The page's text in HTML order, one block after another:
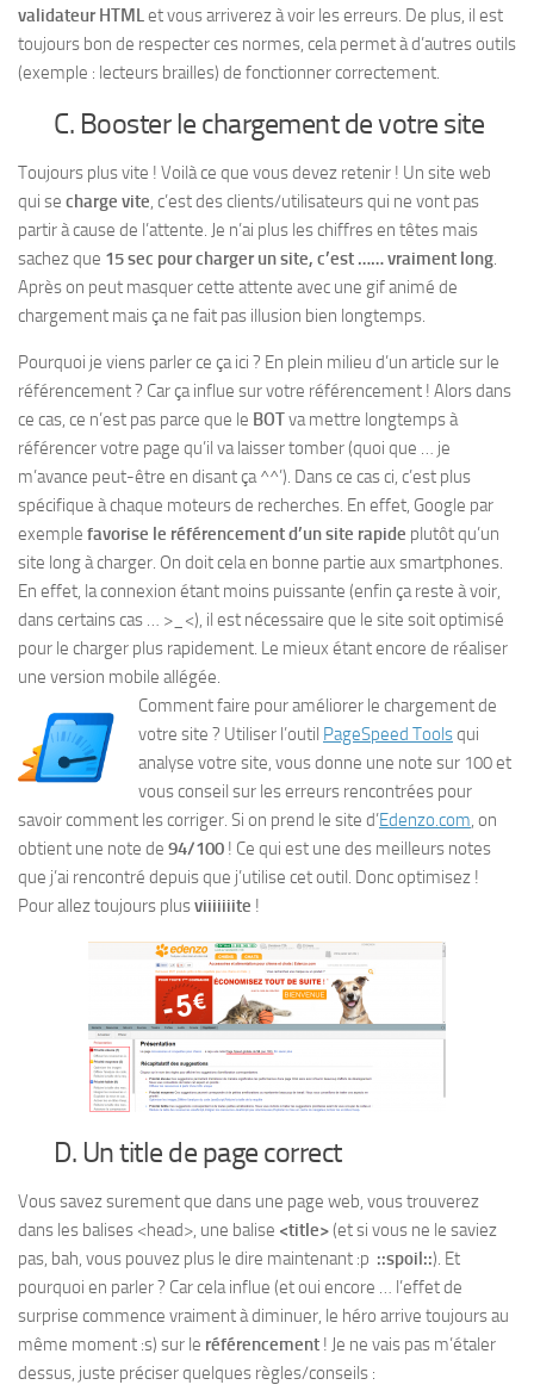
validateur HTMLet vous arriverez à voir les erreurs. De plus, il est
toujours bon de respecter ces normes, cela permet à d’autres outils
(exemple : lecteurs brailles) de fonctionner correctement.
C. Booster le chargement de votre site
Toujours plus vite ! Voilà ce que vous devez retenir ! Un site web
qui se charge vite, c’est des clients/utilisateurs qui ne vont pas
partir à cause de l’attente. Je n’ai plus les chiffres en têtes mais
sachez que 15 sec pour charger un site, c’est …… vraiment long.
Après on peut masquer cette attente avec une gif animé de
chargement mais ça ne fait pas illusion bien longtemps.
Pourquoi je viens parler ce ça ici ? En plein milieu d’un article sur le
référencement ? Car ça influe sur votre référencement ! Alors dans
ce cas, ce n’est pas parce que le BOTva mettre longtemps à
référencer votre page qu’il va laisser tomber (quoi que … je
m’avance peut-être en disant ça ^^’). Dans ce cas ci, c’est plus
spécifique à chaque moteurs de recherches. En effet, Google par
exemple favorise le référencement d’un site rapide plutôt qu’un
site long à charger. On doit cela en bonne partie aux smartphones.
En effet, la connexion étant moins puissante (enfin ça reste à voir,
dans certains cas … >_<), il est nécessaire que le site soit optimisé
pour le charger plus rapidement. Le mieux étant encore de réaliser
une version mobile allégée.
Comment faire pour améliorer le chargement de
votre site ? Utiliser l’outil PageSpeed Toolsqui
analyse votre site, vous donne une note sur 100 et
vous conseil sur les erreurs rencontrées pour
savoir comment les corriger. Si on prend le site d’Edenzo.com, on
obtient une note de 94/100 ! Ce qui est une des meilleurs notes
que j’ai rencontré depuis que j’utilise cet outil. Donc optimisez !
Pour allez toujours plusviiiiiiite !
D. Un title de page correct
Vous savez surement que dans une page web, vous trouverez
dans les balises <head>, une balise <title>(et si vous ne le saviez
pas, bah, vous pouvez plus le dire maintenant :p ::spoil::). Et
pourquoi en parler ? Car cela influe (et oui encore … l’effet de
surprise commence vraiment à diminuer, le héro arrive toujours au
même moment :s) sur le référencement ! Je ne vais pas m’étaler
dessus, juste préciser quelques règles/conseils :